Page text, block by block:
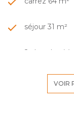
séjour 31 m²
2 chambre(s)
VOIR